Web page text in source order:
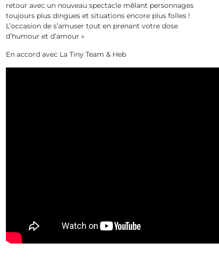
retour avec un nouveau spectacle mêlant personnages
toujours plus dingues et situations encore plus folles !
L’occasion de s’amuser tout en prenant votre dose
d’humour et d’amour »
En accord avec La Tiny Team & Heb